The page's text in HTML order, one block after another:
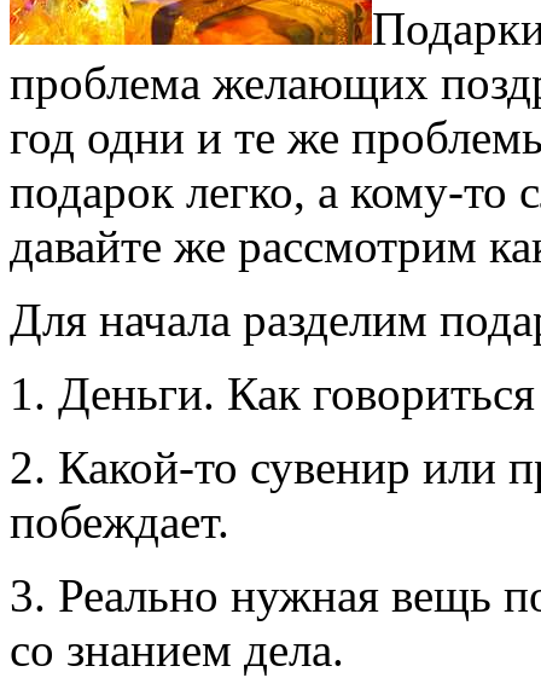
проблема желающих
год одни и те же
подарок легко, а кому-то
давайте же рассмотрим
Для начала разделим
1. Деньги. Как
2. Какой-то сувенир или
побеждает.
3. Реально нужная вещь
со знанием дела.